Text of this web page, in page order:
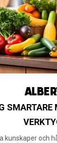
SMARTARE
kunskaper och